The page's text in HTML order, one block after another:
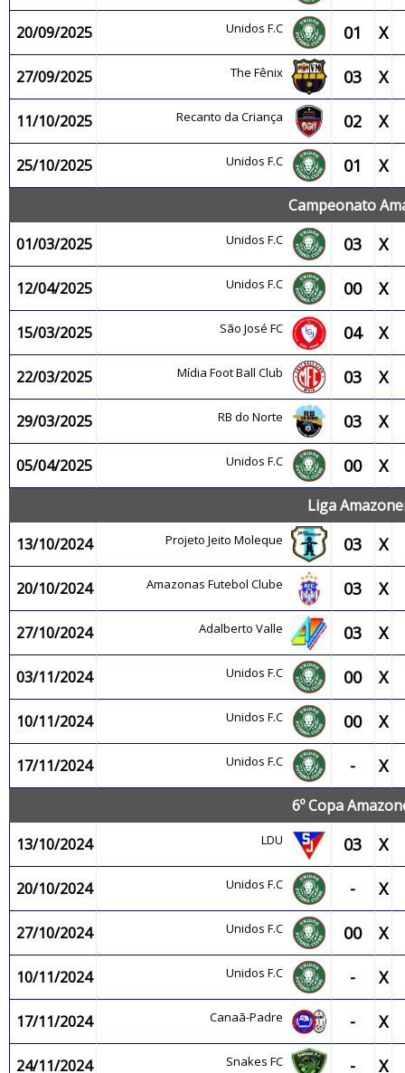
20/09/2025 Unidos F.C 01 X
27/09/2025 The Fênix 03 X
11/10/2025 Recanto da Criança 02 X
25/10/2025 Unidos F.C 01 X
Campeonato
01/03/2025
Unidos F.C 03 X
12/04/2025 Unidos F.C 00 X
15/03/2025 São José FC 04 X
22/03/2025 Mídia Foot Ball Club 03 X
29/03/2025 RB do Norte 03 X
05/04/2025 Unidos F.C 00 X
Liga
13/10/2024
Projeto Jeito Moleque 03 X
20/10/2024 Amazonas Futebol Clube 03 X
27/10/2024 Adalberto Valle 03 X
03/11/2024 Unidos F.C 00 X
10/11/2024 Unidos F.C 00 X
17/11/2024 Unidos F.C - X
6º Copa
13/10/2024
LDU 03 X
20/10/2024 Unidos F.C - X
27/10/2024 Unidos F.C 00 X
10/11/2024 Unidos F.C - X
17/11/2024 Canaã-Padre - X
24/11/2024 Snakes FC - X